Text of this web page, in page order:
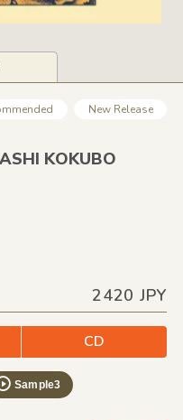
New Release
KOKUBO
2420 JPY
CD
Sample3